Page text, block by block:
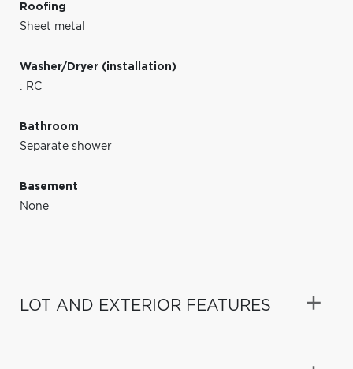
Roofing
Sheet metal
Washer/Dryer (installation)
: RC
Bathroom
Separate shower
Basement
None
LOT AND EXTERIOR FEATURES